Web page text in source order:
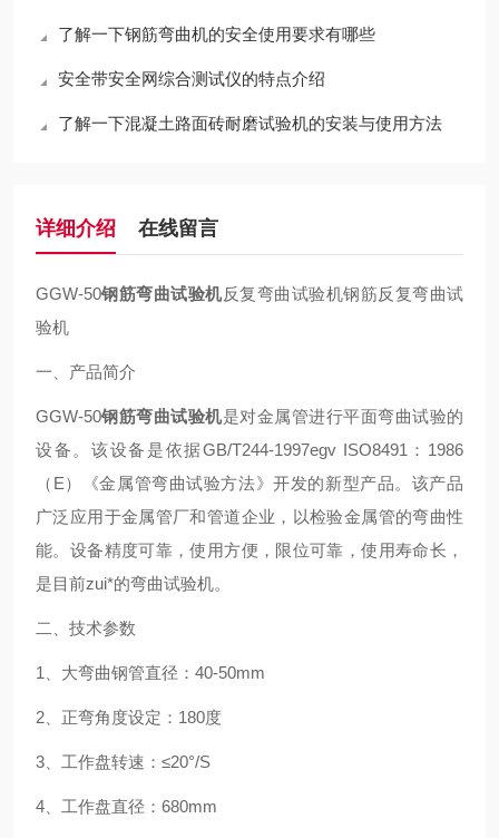
了解一下钢筋弯曲机的安全使用要求有哪些
安全带安全网综合测试仪的特点介绍
了解一下混凝土路面砖耐磨试验机的安装与使用方法
详细介绍 在线留言
GGW-50钢筋弯曲试验机反复弯曲试验机钢筋反复弯曲试
验机
一、产品简介
GGW-50钢筋弯曲试验机是对金属管进行平面弯曲试验的
设备。该设备是依据GB/T244-1997egv ISO8491 ： 1986
（ E）《金属管弯曲试验方法》开发的新型产品。该产品
广泛应用于金属管厂和管道企业，以检验金属管的弯曲性
能。设备精度可靠，使用方便，限位可靠，使用寿命长，
是目前zui*的弯曲试验机。
二、技术参数
1 、大弯曲钢管直径： 40-50mm
2 、正弯角度设定： 180度
3 、工作盘转速： ≤20°/S
4 、工作盘直径： 680mm